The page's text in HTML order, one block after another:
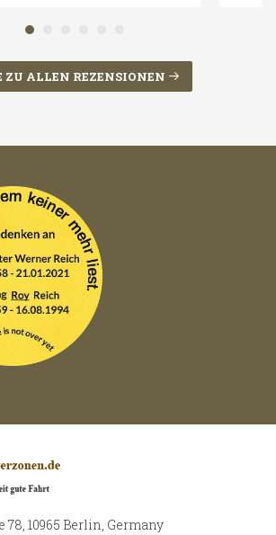
ZU ALLEN REZENSIONEN
78, 10965 Berlin, Germany